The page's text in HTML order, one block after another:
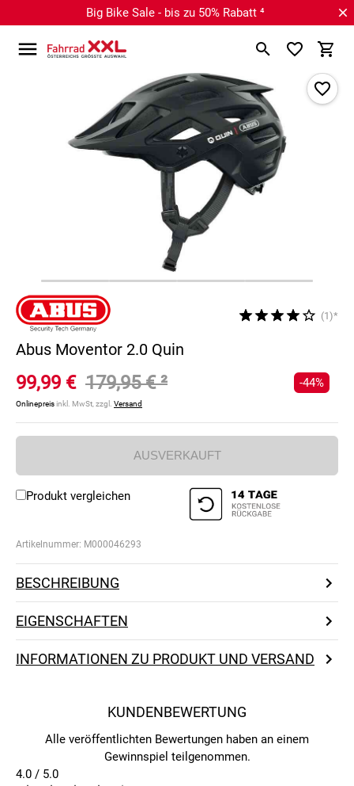
Big Bike Sale - bis zu 50% Rabatt ⁴
(1)*
Abus Moventor 2.0 Quin
99,99 € 179,95 €²
Onlinepreisinkl. MwSt, zzgl. Versand
-44%
AUSVERKAUFT
Produkt vergleichen
Artikelnummer: M000046293
BESCHREIBUNG
EIGENSCHAFTEN
INFORMATIONEN ZU PRODUKT UND VERSAND
KUNDENBEWERTUNG
Alle veröffentlichten Bewertungen haben an einem
Gewinnspiel teilgenommen.
4.0 / 5.0